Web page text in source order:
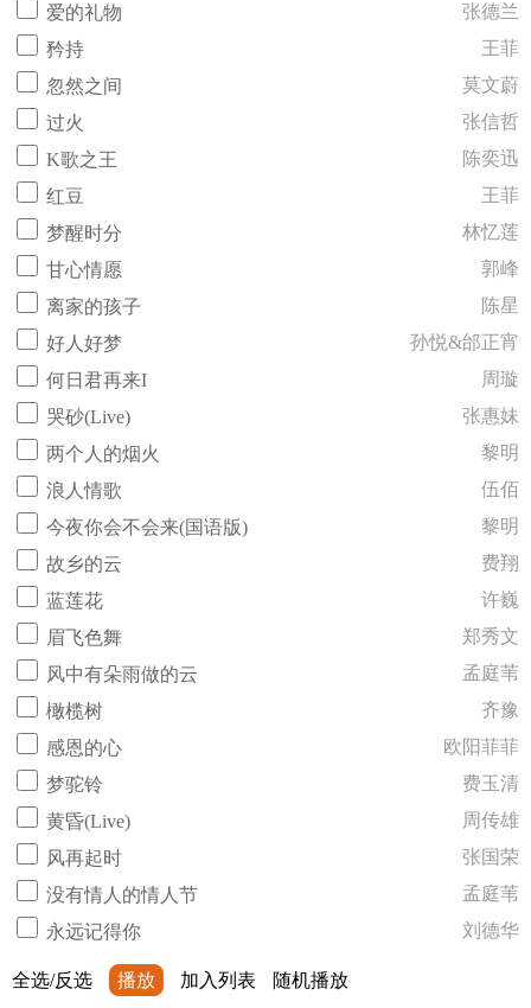
爱的礼物
张德兰
矜持
王菲
忽然之间
莫文蔚
过火
张信哲
K歌之王
陈奕迅
红豆
王菲
梦醒时分
林忆莲
甘心情愿
郭峰
离家的孩子
陈星
好人好梦
孙悦&邰正宵
何日君再来I
周璇
哭砂(Live)
张惠妹
两个人的烟火
黎明
浪人情歌
伍佰
今夜你会不会来(国语版)
黎明
故乡的云
费翔
蓝莲花
许巍
眉飞色舞
郑秀文
风中有朵雨做的云
孟庭苇
橄榄树
齐豫
感恩的心
欧阳菲菲
梦驼铃
费玉清
黄昏(Live)
周传雄
风再起时
张国荣
没有情人的情人节
孟庭苇
永远记得你
刘德华
全选/反选 播放 加入列表 随机播放